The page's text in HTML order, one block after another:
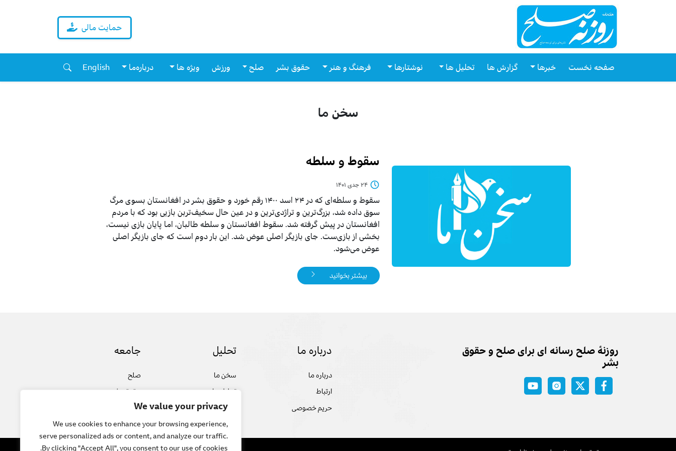
We value your privacy
We use cookies to enhance your browsing experience,
serve personalized ads or content, and analyze our traffic.
By clicking "Accept All", you consent to our use of cookies.
حمایت مالی
صفحه نخست خبرها گزارش ها تحلیل ها نوشتارها فرهنگ و هنر حقوق بشر صلح ورزش ویژه ها درباره‌ما English
سخن ما
سقوط و سلطه
۲۴ جدی ۱۴۰۱
سقوط و سلطه‌ای که در ۲۴ اسد ۱۴۰۰ رقم خورد و حقوق بشر در افغانستان بسوی مرگ
سوق داده شد، بزرگ‌ترین و تراژدی‌ترین و در عین حال سخیف‌تربن بازیی بود که با مردم
افغانستان در پیش گرفته شد. سقوط افغانستان و سلطه طالبان، اما پایان بازی نیست،
بخشی از بازی‌ست. جای بازیگر اصلی عوض شد. این بار دوم است که جای بازیگر اصلی
عوض می‌شود.
بیشتر بخوانید
روزنه‌ٔ صلح رسانه ای برای صلح و حقوق
بشر
درباره ما
درباره ما
ارتباط
حریم خصوصی
تحلیل
سخن ما
تحلیل ها
گفت و گوها
جامعه
صلح
حقوق بشر
فرهنگ و هنر